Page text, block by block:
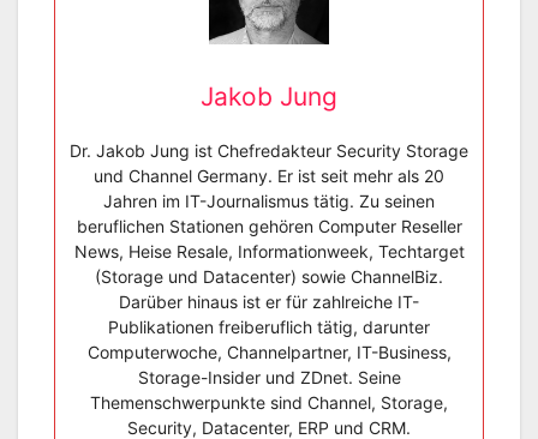
Jakob Jung
Dr. Jakob Jung ist Chefredakteur Security Storage
und Channel Germany. Er ist seit mehr als 20
Jahren im IT-Journalismus tätig. Zu seinen
beruflichen Stationen gehören Computer Reseller
News, Heise Resale, Informationweek, Techtarget
(Storage und Datacenter) sowie ChannelBiz.
Darüber hinaus ist er für zahlreiche IT-
Publikationen freiberuflich tätig, darunter
Computerwoche, Channelpartner, IT-Business,
Storage-Insider und ZDnet. Seine
Themenschwerpunkte sind Channel, Storage,
Security, Datacenter, ERP und CRM.